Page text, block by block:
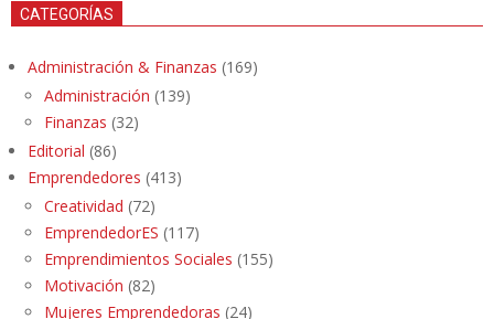
CATEGORÍAS
Administración & Finanzas (169)
Administración (139)
Finanzas (32)
Editorial (86)
Emprendedores (413)
Creatividad (72)
EmprendedorES (117)
Emprendimientos Sociales (155)
Motivación (82)
Mujeres Emprendedoras (24)